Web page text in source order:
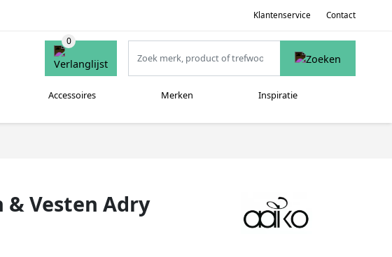
Klantenservice Contact
Accessoires Merken Inspiratie
& Vesten Adry